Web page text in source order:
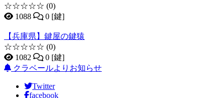
☆☆☆☆☆ (0)
1088
0 [鍵]
【兵庫県】鍵屋の鍵猿
☆☆☆☆☆ (0)
1082
0 [鍵]
クラベールよりお知らせ
Twitter
facebook